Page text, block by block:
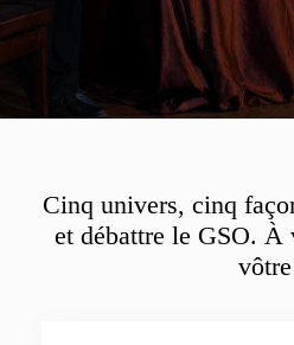
Cinq univers, cinq
et débattre le GSO. À
vôtre